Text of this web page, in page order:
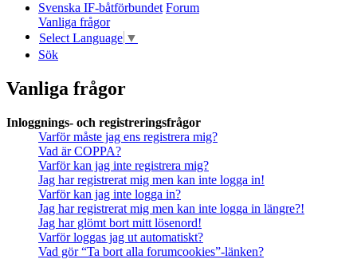
Svenska IF-båtförbundet Forum
Vanliga frågor
Select Language ▼
Sök
Vanliga frågor
Inloggnings- och registreringsfrågor
Varför måste jag ens registrera mig?
Vad är COPPA?
Varför kan jag inte registrera mig?
Jag har registrerat mig men kan inte logga in!
Varför kan jag inte logga in?
Jag har registrerat mig men kan inte logga in längre?!
Jag har glömt bort mitt lösenord!
Varför loggas jag ut automatiskt?
Vad gör “Ta bort alla forumcookies”-länken?